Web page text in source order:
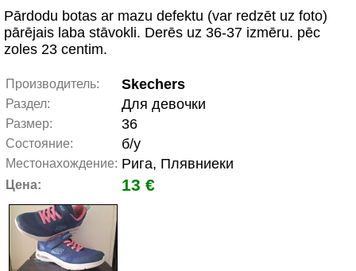
Pārdodu botas ar mazu defektu (var redzēt uz foto)
pārējais laba stāvokli. Derēs uz 36-37 izmēru. pēc
zoles 23 centim.
Производитель: Skechers
Раздел: Для девочки
Размер: 36
Состояние: б/у
Местонахождение: Рига, Плявниеки
Цена: 13 €